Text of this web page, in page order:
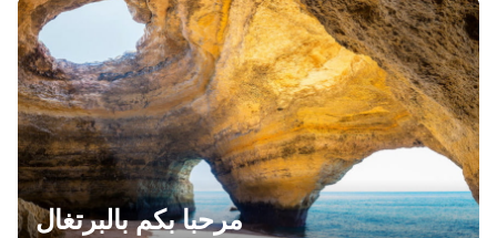
مرحبا بكم بالبرتغال